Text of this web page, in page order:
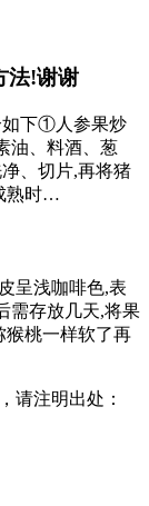
法!谢谢
如下①人参果炒
油、料酒、葱
、切片,再将猪
熟时…
呈浅咖啡色,表
需存放几天,将果
猴桃一样软了再
请注明出处：